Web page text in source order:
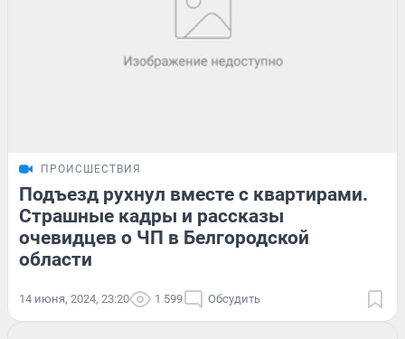
ПРОИСШЕСТВИЯ
Подъезд рухнул вместе с квартирами.
Страшные кадры и рассказы
очевидцев о ЧП в Белгородской
области
14 июня, 2024, 23:20 1 599 Обсудить